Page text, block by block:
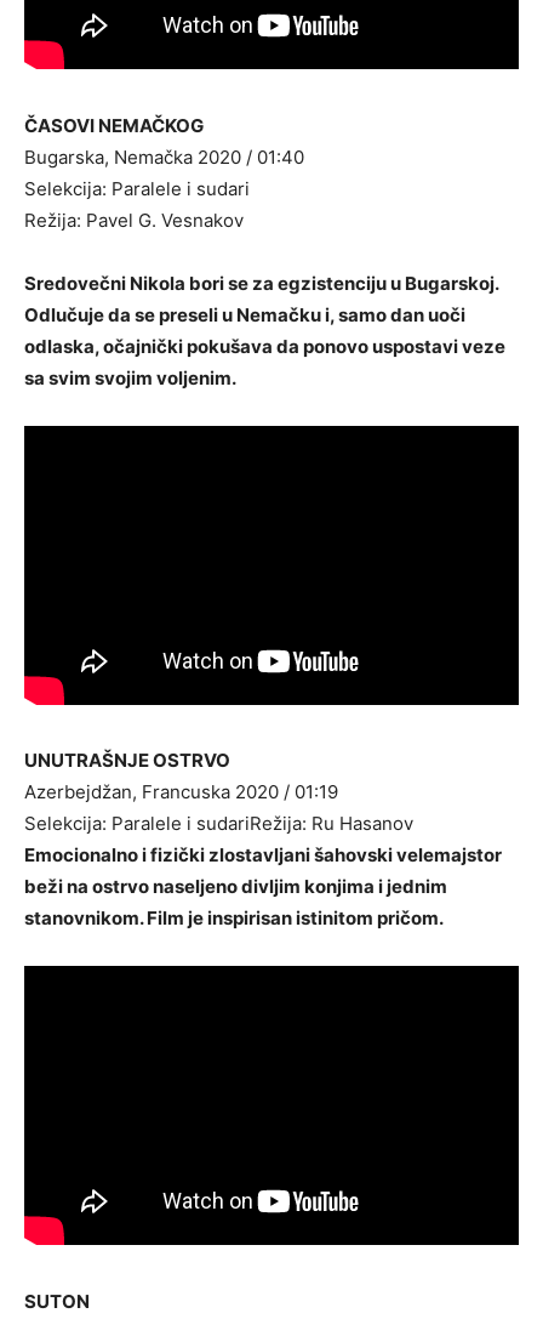
ČASOVI NEMAČKOG
Bugarska, Nemačka 2020 / 01:40
Selekcija: Paralele i sudari
Režija: Pavel G. Vesnakov
Sredovečni Nikola bori se za egzistenciju u Bugarskoj.
Odlučuje da se preseli u Nemačku i, samo dan uoči
odlaska, očajnički pokušava da ponovo uspostavi veze
sa svim svojim voljenim.
UNUTRAŠNJE OSTRVO
Azerbejdžan, Francuska 2020 / 01:19
Selekcija: Paralele i sudariRežija: Ru Hasanov
Emocionalno i fizički zlostavljani šahovski velemajstor
beži na ostrvo naseljeno divljim konjima i jednim
stanovnikom. Film je inspirisan istinitom pričom.
SUTON